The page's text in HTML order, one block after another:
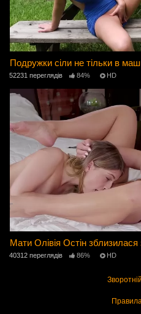
Подружки сіли не тільки в
52231 переглядів 84% HD
Мати Олівія Остін
40312 переглядів 86% HD